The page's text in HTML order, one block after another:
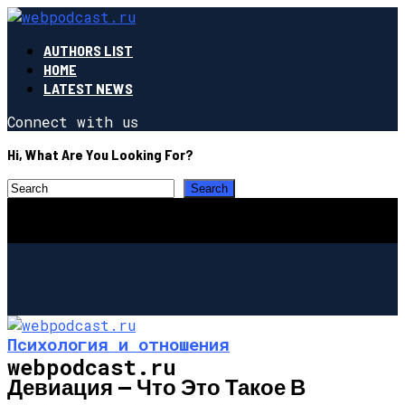
AUTHORS LIST
HOME
LATEST NEWS
Connect with us
Hi, What Are You Looking For?
webpodcast.ru
Психология и отношения
Девиация — Что Это Такое В